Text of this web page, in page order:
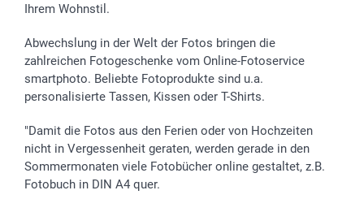
Ihrem Wohnstil.
Abwechslung in der Welt der Fotos bringen die
zahlreichen Fotogeschenke vom Online-Fotoservice
smartphoto. Beliebte Fotoprodukte sind u.a.
personalisierte Tassen, Kissen oder T-Shirts.
"Damit die Fotos aus den Ferien oder von Hochzeiten
nicht in Vergessenheit geraten, werden gerade in den
Sommermonaten viele Fotobücher online gestaltet, z.B.
Fotobuch in DIN A4 quer.